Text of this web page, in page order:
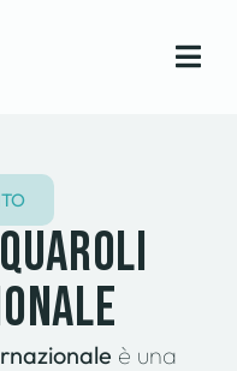
è una